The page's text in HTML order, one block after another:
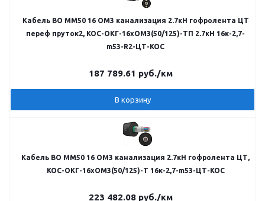
Кабель ВО MM50 16 OM3 канализация 2.7кН гофролента ЦТ
переф пруток2, КОС-ОКГ-16хОМ3(50/125)-ТП 2.7кН 16к-2,7-
m53-R2-ЦТ-КОС
187 789.61 руб./км
В корзину
Кабель ВО MM50 16 OM3 канализация 2.7кН гофролента ЦТ,
КОС-ОКГ-16хОМ3(50/125)-Т 16к-2,7-m53-ЦТ-КОС
223 482.08руб./км